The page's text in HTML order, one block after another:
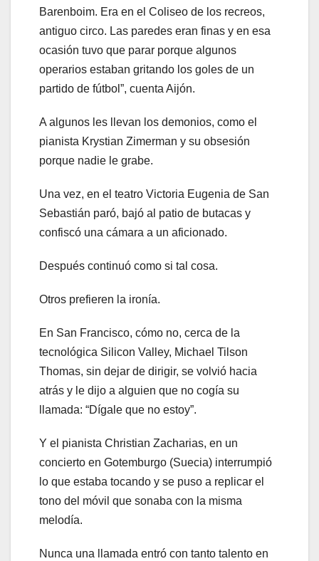
Barenboim. Era en el Coliseo de los recreos,
antiguo circo. Las paredes eran finas y en esa
ocasión tuvo que parar porque algunos
operarios estaban gritando los goles de un
partido de fútbol”, cuenta Aijón.
A algunos les llevan los demonios, como el
pianista Krystian Zimerman y su obsesión
porque nadie le grabe.
Una vez, en el teatro Victoria Eugenia de San
Sebastián paró, bajó al patio de butacas y
confiscó una cámara a un aficionado.
Después continuó como si tal cosa.
Otros prefieren la ironía.
En San Francisco, cómo no, cerca de la
tecnológica Silicon Valley, Michael Tilson
Thomas, sin dejar de dirigir, se volvió hacia
atrás y le dijo a alguien que no cogía su
llamada: “Dígale que no estoy”.
Y el pianista Christian Zacharias, en un
concierto en Gotemburgo (Suecia) interrumpió
lo que estaba tocando y se puso a replicar el
tono del móvil que sonaba con la misma
melodía.
Nunca una llamada entró con tanto talento en